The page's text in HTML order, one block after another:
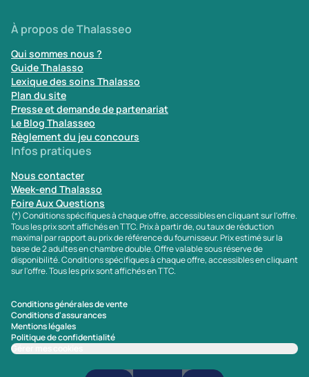
À propos de Thalasseo
Qui sommes nous ?
Guide Thalasso
Lexique des soins Thalasso
Plan du site
Presse et demande de partenariat
Le Blog Thalasseo
Règlement du jeu concours
Infos pratiques
Nous contacter
Week-end Thalasso
Foire Aux Questions
(*) Conditions spécifiques à chaque offre, accessibles en cliquant sur l'offre.
Tous les prix sont affichés en TTC. Prix à partir de, ou taux de réduction
maximal par rapport au prix de référence du fournisseur. Prix estimé sur la
base de 2 adultes en chambre double. Offre valable sous réserve de
disponibilité. Conditions spécifiques à chaque offre, accessibles en cliquant
sur l'offre. Tous les prix sont affichés en TTC.
Conditions générales de vente
Conditions d'assurances
Mentions légales
Politique de confidentialité
Gérer mes cookies